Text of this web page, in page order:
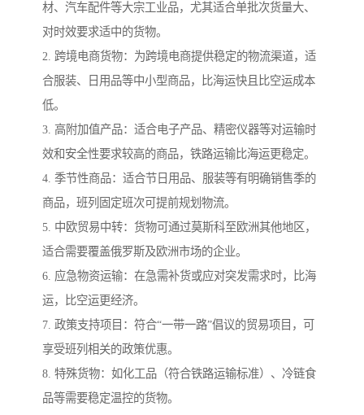
材、汽车配件等大宗工业品，尤其适合单批次货量大、
对时效要求适中的货物。
2. 跨境电商货物：为跨境电商提供稳定的物流渠道，适
合服装、日用品等中小型商品，比海运快且比空运成本
低。
3. 高附加值产品：适合电子产品、精密仪器等对运输时
效和安全性要求较高的商品，铁路运输比海运更稳定。
4. 季节性商品：适合节日用品、服装等有明确销售季的
商品，班列固定班次可提前规划物流。
5. 中欧贸易中转：货物可通过莫斯科至欧洲其他地区，
适合需要覆盖俄罗斯及欧洲市场的企业。
6. 应急物资运输：在急需补货或应对突发需求时，比海
运，比空运更经济。
7. 政策支持项目：符合“一带一路”倡议的贸易项目，可
享受班列相关的政策优惠。
8. 特殊货物：如化工品（符合铁路运输标准）、冷链食
品等需要稳定温控的货物。